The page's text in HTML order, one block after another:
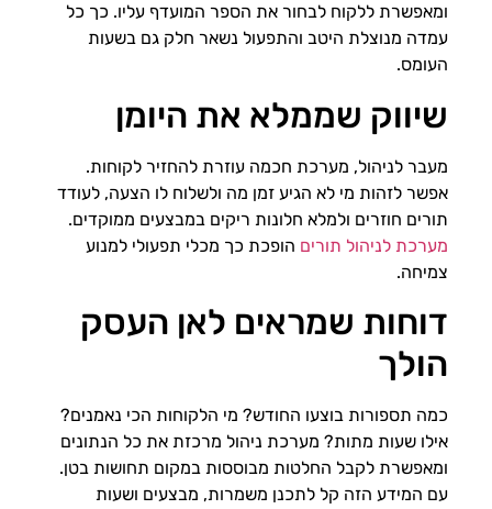
ומאפשרת ללקוח לבחור את הספר המועדף עליו. כך כל
עמדה מנוצלת היטב והתפעול נשאר חלק גם בשעות
העומס.
שיווק שממלא את היומן
מעבר לניהול, מערכת חכמה עוזרת להחזיר לקוחות.
אפשר לזהות מי לא הגיע זמן מה ולשלוח לו הצעה, לעודד
תורים חוזרים ולמלא חלונות ריקים במבצעים ממוקדים.
מערכת לניהול תורים הופכת כך מכלי תפעולי למנוע
צמיחה.
דוחות שמראים לאן העסק
הולך
כמה תספורות בוצעו החודש? מי הלקוחות הכי נאמנים?
אילו שעות מתות? מערכת ניהול מרכזת את כל הנתונים
ומאפשרת לקבל החלטות מבוססות במקום תחושות בטן.
עם המידע הזה קל לתכנן משמרות, מבצעים ושעות